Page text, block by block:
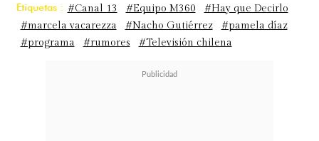
Etiquetas : #Canal 13 #Equipo M360
#Hay que Decirlo
#marcela vacarezza
#Nacho Gutiérrez
#pamela díaz
#programa
#rumores #Televisión chilena